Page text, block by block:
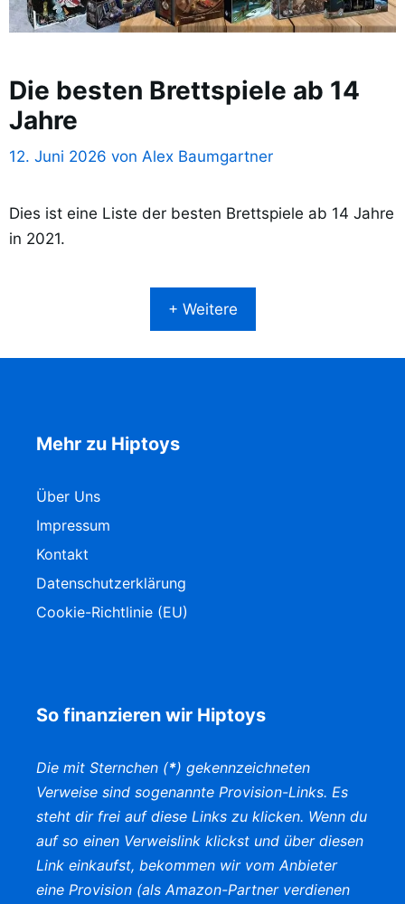
Die besten Brettspiele ab 14
Jahre
12. Juni 2026 von Alex Baumgartner
Dies ist eine Liste der besten Brettspiele ab 14 Jahre
in 2021.
+ Weitere
Mehr zu Hiptoys
Über Uns
Impressum
Kontakt
Datenschutzerklärung
Cookie-Richtlinie (EU)
So finanzieren wir Hiptoys
Die mit Sternchen (*) gekennzeichneten
Verweise sind sogenannte Provision-Links. Es
steht dir frei auf diese Links zu klicken. Wenn du
auf so einen Verweislink klickst und über diesen
Link einkaufst, bekommen wir vom Anbieter
eine Provision (als Amazon-Partner verdienen